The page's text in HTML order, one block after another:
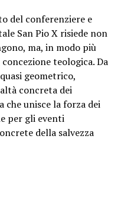
del conferenziere e
San Pio X risiede non
ma, in modo più
teologica. Da
geometrico,
concreta dei
unisce la forza dei
per gli eventi
della salvezza